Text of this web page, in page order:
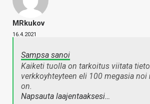
MRkukov
16.4.2021
Sampsa sanoi
Kaiketi tuolla on tarkoitus viitata
verkkoyhteyteen eli 100 megasia
on.
Napsauta laajentaaksesi…